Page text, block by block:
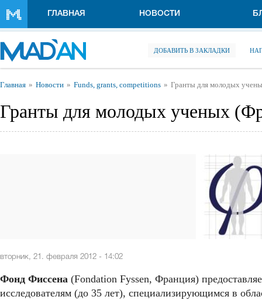
ГЛАВНАЯ НОВОСТИ
ДОБАВИТЬ В ЗАКЛАДКИ
Вы здесь
Главная Новости Funds, grants, competitions Гранты для молодых
Гранты для молодых ученых
вторник, 21. февраля 2012 - 14:02
Фонд Фиссена (Fondation Fyssen, Франция)
исследователям (до 35 лет), специализирующимся в